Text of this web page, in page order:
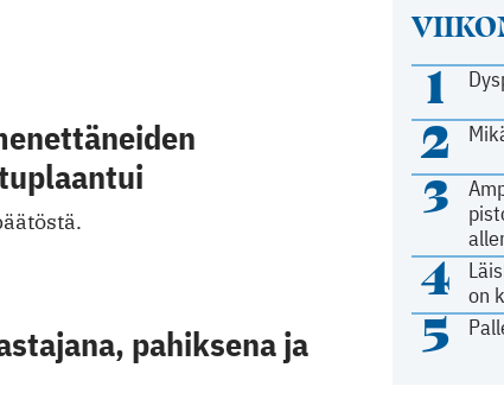
pahiksena ja
1
2
3
4
on
5